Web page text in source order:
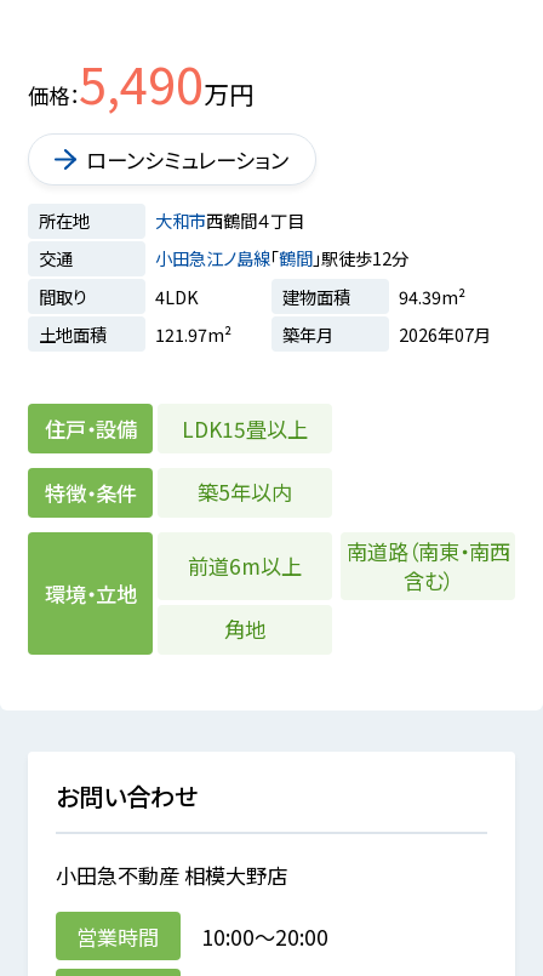
価格 5,490万円
ローンシミュレーション
所在地 大和市西鶴間４丁目
交通
小田急江ノ島線「鶴間」駅徒歩12分
間取り
4LDK 建物面積
94.39m²
土地面積
121.97m² 築年月 2026年07月
住戸・設備 LDK15畳以上
特徴・条件 築5年以内
環境・立地
前道6m以上
南道路（南東・南西
含む）
角地
お問い合わせ
小田急不動産 相模大野店
営業時間
10:00～20:00